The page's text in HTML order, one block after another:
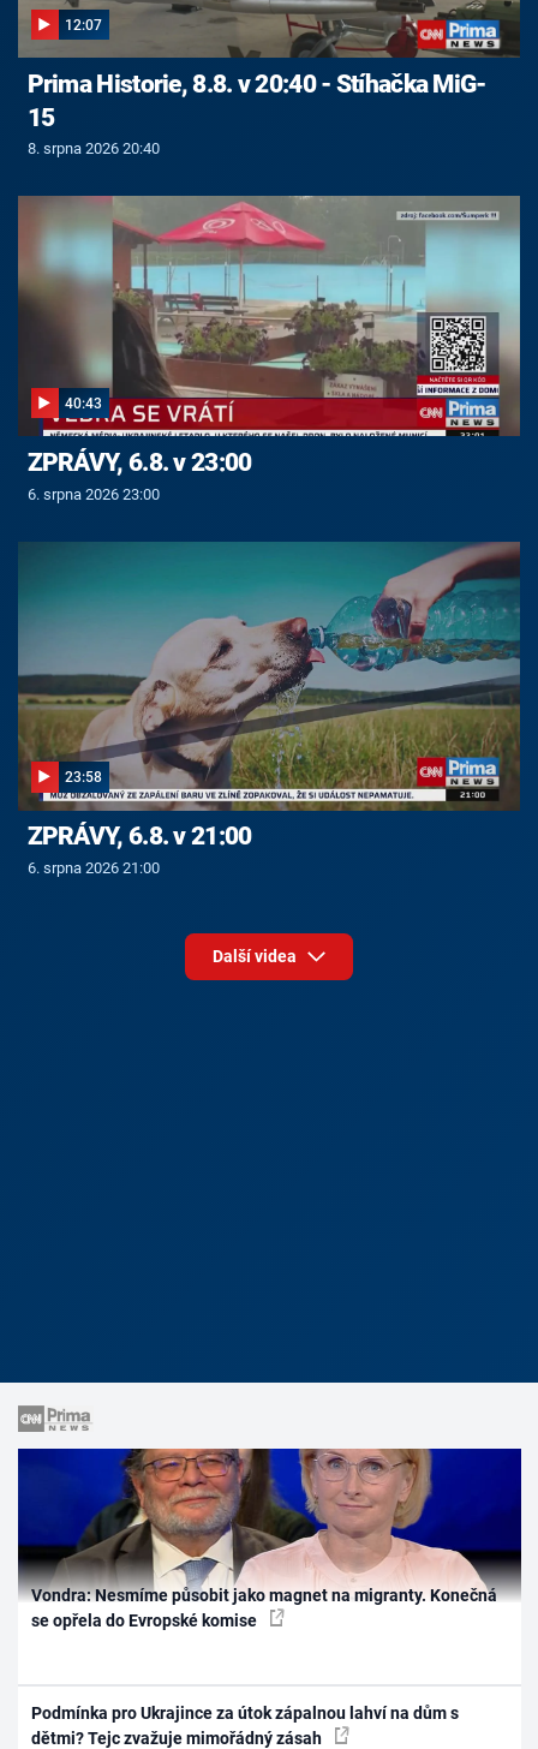
12:07
Prima Historie, 8.8. v 20:40 - Stíhačka MiG-
15
8. srpna 2026 20:40
40:43
ZPRÁVY, 6.8. v 23:00
6. srpna 2026 23:00
23:58
ZPRÁVY, 6.8. v 21:00
6. srpna 2026 21:00
Další videa
Vondra: Nesmíme působit jako magnet na migranty. Konečná
se opřela do Evropské komise
Podmínka pro Ukrajince za útok zápalnou lahví na dům s
dětmi? Tejc zvažuje mimořádný zásah